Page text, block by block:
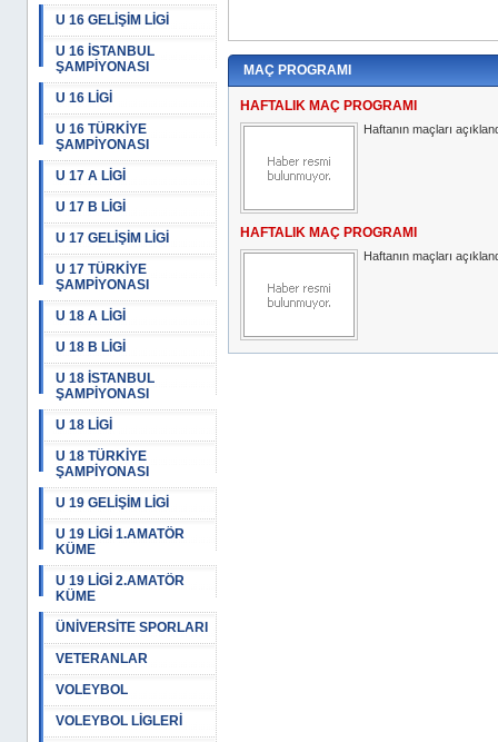
U 16 GELİŞİM LİGİ
U 16 İSTANBUL
ŞAMPİYONASI
U 16 LİGİ
U 16 TÜRKİYE
ŞAMPİYONASI
U 17 A LİGİ
U 17 B LİGİ
U 17 GELİŞİM LİGİ
U 17 TÜRKİYE
ŞAMPİYONASI
U 18 A LİGİ
U 18 B LİGİ
U 18 İSTANBUL
ŞAMPİYONASI
U 18 LİGİ
U 18 TÜRKİYE
ŞAMPİYONASI
U 19 GELİŞİM LİGİ
U 19 LİGİ 1.AMATÖR
KÜME
U 19 LİGİ 2.AMATÖR
KÜME
ÜNİVERSİTE SPORLARI
VETERANLAR
VOLEYBOL
VOLEYBOL LİGLERİ
MAÇ PROGRAMI
HAFTALIK MAÇ PROGRAMI
Haftanın maçları
HAFTALIK MAÇ PROGRAMI
Haftanın maçları